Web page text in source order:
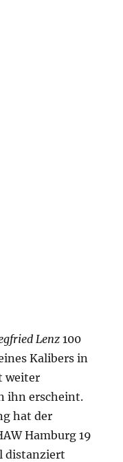
Lenz100
Kalibers in
weiter
ihn erscheint.
hat der
Hamburg 19
distanziert